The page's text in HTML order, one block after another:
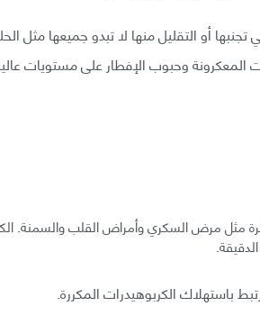
أو التقليل منها لا تبدو جميعها مثل
وحبوب الإفطار على مستويات
مثل مرض السكري وأمراض القلب والسمنة.
باستهلاك الكربوهيدرات المكررة.